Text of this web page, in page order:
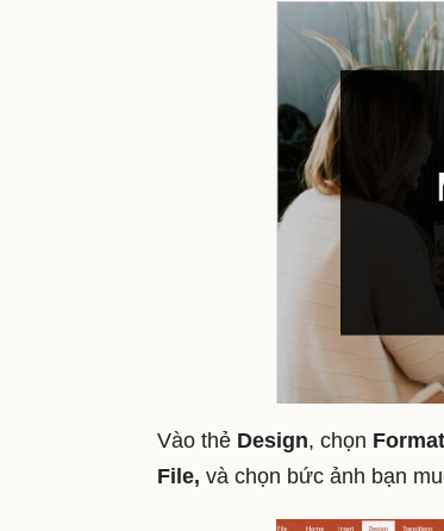
Vào thẻ Design, chọn
File, và chọn bức ảnh bạn